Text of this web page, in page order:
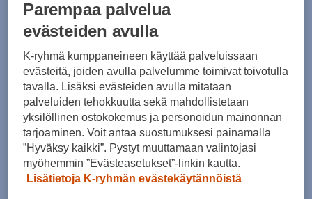
Parempaa palvelua
evästeiden avulla
K-ryhmä kumppaneineen käyttää palveluissaan
evästeitä, joiden avulla palvelumme toimivat toivotulla
tavalla. Lisäksi evästeiden avulla mitataan
palveluiden tehokkuutta sekä mahdollistetaan
yksilöllinen ostokokemus ja personoidun mainonnan
tarjoaminen. Voit antaa suostumuksesi painamalla
”Hyväksy kaikki”. Pystyt muuttamaan valintojasi
myöhemmin ”Evästeasetukset”-linkin kautta.
Lisätietoja K-ryhmän evästekäytännöistä